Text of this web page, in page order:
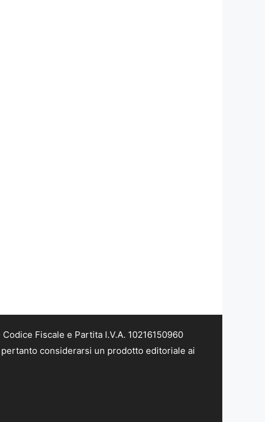
Fiscale e Partita I.V.A. 10216150960
considerarsi un prodotto editoriale ai